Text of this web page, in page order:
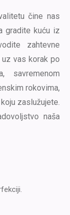
čine nas
gradite kuću iz
zahtevne
vas korak po
savremenom
rokovima,
zaslužujete.
naša